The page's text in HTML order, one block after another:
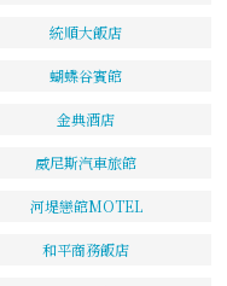
統順大飯店
蝴蝶谷賓館
金典酒店
威尼斯汽車旅館
河堤戀館MOTEL
和平商務飯店